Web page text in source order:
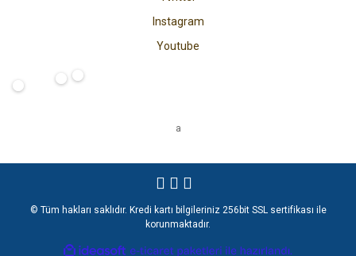
Instagram
Youtube
a
© Tüm hakları saklıdır. Kredi kartı bilgileriniz 256bit SSL sertifikası ile
korunmaktadır.
ideasoft e-